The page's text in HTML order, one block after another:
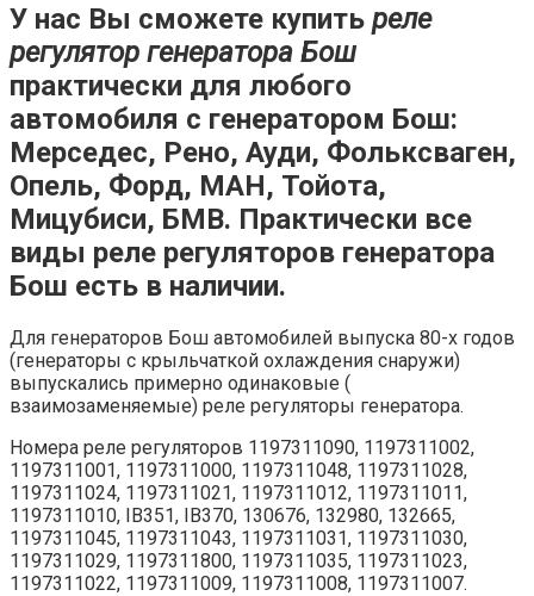
У нас Вы сможете купить реле
регулятор генератора Бош
практически для любого
автомобиля с генератором Бош:
Мерседес, Рено, Ауди, Фольксваген,
Опель, Форд, МАН, Тойота,
Мицубиси, БМВ. Практически все
виды реле регуляторов генератора
Бош есть в наличии.
Для генераторов Бош автомобилей выпуска 80-х годов
(генераторы с крыльчаткой охлаждения снаружи)
выпускались примерно одинаковые (
взаимозаменяемые) реле регуляторы генератора.
Номера реле регуляторов 1197311090, 1197311002,
1197311001, 1197311000, 1197311048, 1197311028,
1197311024, 1197311021, 1197311012, 1197311011,
1197311010, IB351, IB370, 130676, 132980, 132665,
1197311045, 1197311043, 1197311031, 1197311030,
1197311029, 1197311800, 1197311035, 1197311023,
1197311022, 1197311009, 1197311008, 1197311007.